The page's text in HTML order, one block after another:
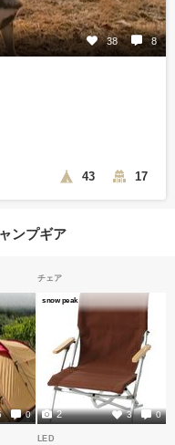
38 8
43 17
ンプギア
0
チェア
snow peak
3 0
2
LED